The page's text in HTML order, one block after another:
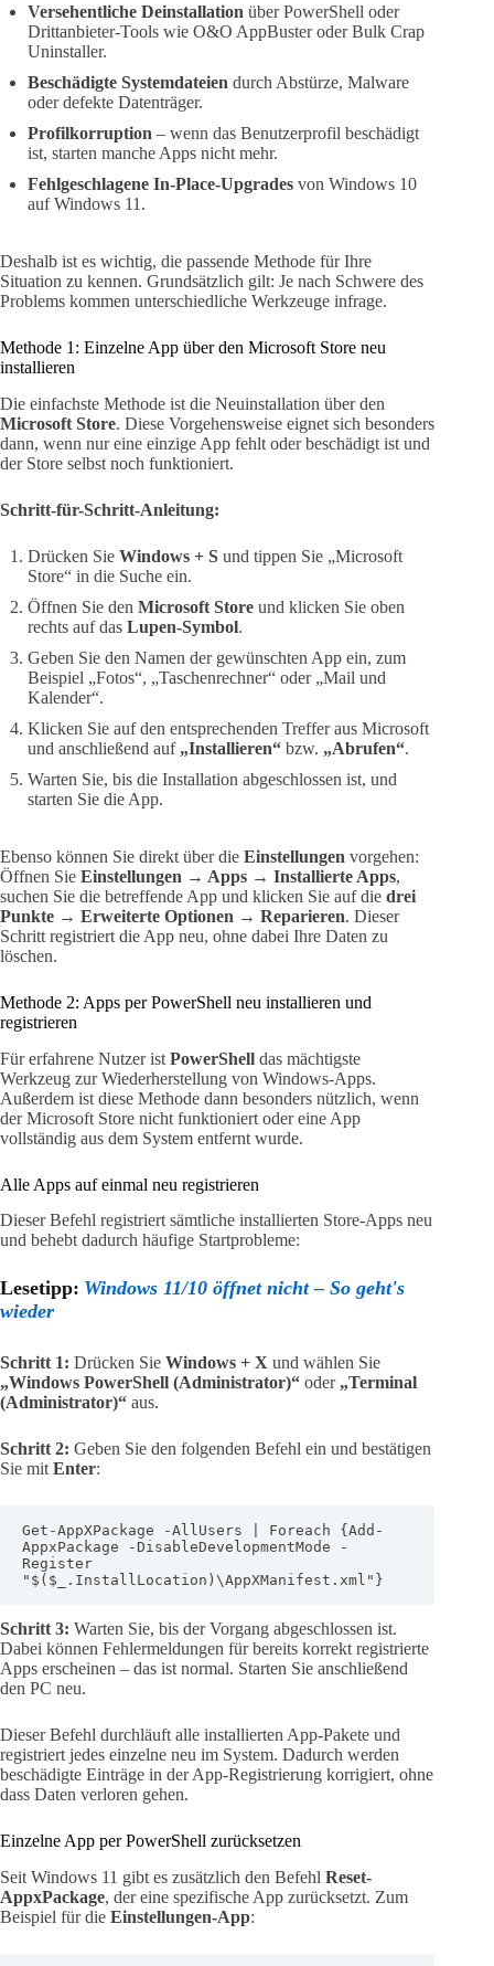
Versehentliche Deinstallation über PowerShell oder
Drittanbieter-Tools wie O&O AppBuster oder Bulk Crap
Uninstaller.
Beschädigte Systemdateien durch Abstürze, Malware
oder defekte Datenträger.
Profilkorruption – wenn das Benutzerprofil beschädigt
ist, starten manche Apps nicht mehr.
Fehlgeschlagene In-Place-Upgrades von Windows 10
auf Windows 11.
Deshalb ist es wichtig, die passende Methode für Ihre
Situation zu kennen. Grundsätzlich gilt: Je nach Schwere des
Problems kommen unterschiedliche Werkzeuge infrage.
Methode 1: Einzelne App über den Microsoft Store neu
installieren
Die einfachste Methode ist die Neuinstallation über den
Microsoft Store. Diese Vorgehensweise eignet sich besonders
dann, wenn nur eine einzige App fehlt oder beschädigt ist und
der Store selbst noch funktioniert.
Schritt-für-Schritt-Anleitung:
Drücken Sie Windows + S und tippen Sie „Microsoft
Store“ in die Suche ein.
Öffnen Sie den Microsoft Store und klicken Sie oben
rechts auf das Lupen-Symbol.
Geben Sie den Namen der gewünschten App ein, zum
Beispiel „Fotos“, „Taschenrechner“ oder „Mail und
Kalender“.
Klicken Sie auf den entsprechenden Treffer aus Microsoft
und anschließend auf „Installieren“ bzw. „Abrufen“.
Warten Sie, bis die Installation abgeschlossen ist, und
starten Sie die App.
Ebenso können Sie direkt über die Einstellungen vorgehen:
Öffnen Sie Einstellungen → Apps → Installierte Apps,
suchen Sie die betreffende App und klicken Sie auf die drei
Punkte → Erweiterte Optionen → Reparieren. Dieser
Schritt registriert die App neu, ohne dabei Ihre Daten zu
löschen.
Methode 2: Apps per PowerShell neu installieren und
registrieren
Für erfahrene Nutzer ist PowerShell das mächtigste
Werkzeug zur Wiederherstellung von Windows-Apps.
Außerdem ist diese Methode dann besonders nützlich, wenn
der Microsoft Store nicht funktioniert oder eine App
vollständig aus dem System entfernt wurde.
Alle Apps auf einmal neu registrieren
Dieser Befehl registriert sämtliche installierten Store-Apps neu
und behebt dadurch häufige Startprobleme:
Lesetipp: Windows 11/10 öffnet nicht – So geht's
wieder
Schritt 1: Drücken Sie Windows + X und wählen Sie
„Windows PowerShell (Administrator)“ oder „Terminal
(Administrator)“ aus.
Schritt 2: Geben Sie den folgenden Befehl ein und bestätigen
Sie mit Enter:
Get-AppXPackage -AllUsers | Foreach {Add-
AppxPackage -DisableDevelopmentMode -
Register
"$($_.InstallLocation)\AppXManifest.xml"}
Schritt 3: Warten Sie, bis der Vorgang abgeschlossen ist.
Dabei können Fehlermeldungen für bereits korrekt registrierte
Apps erscheinen – das ist normal. Starten Sie anschließend
den PC neu.
Dieser Befehl durchläuft alle installierten App-Pakete und
registriert jedes einzelne neu im System. Dadurch werden
beschädigte Einträge in der App-Registrierung korrigiert, ohne
dass Daten verloren gehen.
Einzelne App per PowerShell zurücksetzen
Seit Windows 11 gibt es zusätzlich den Befehl Reset-
AppxPackage, der eine spezifische App zurücksetzt. Zum
Beispiel für die Einstellungen-App: